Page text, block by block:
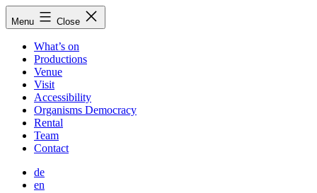
Skip
toMenu Close
What’s on
Productions
Venue
Visit
Accessibility
Organisms Democracy
Rental
Team
Contact
de
en